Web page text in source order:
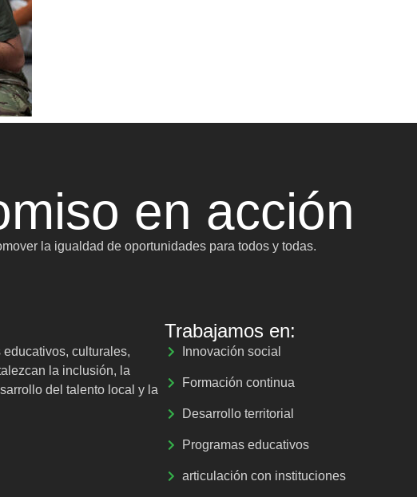
en acción
la igualdad de oportunidades para todos y todas.
culturales,
la inclusión, la
del talento local y la
Trabajamos en:
Innovación social
Formación continua
Desarrollo territorial
Programas educativos
articulación con instituciones